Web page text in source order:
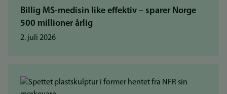
Billig MS-medisin like effektiv – sparer Norge
500 millioner årlig
2. juli 2026